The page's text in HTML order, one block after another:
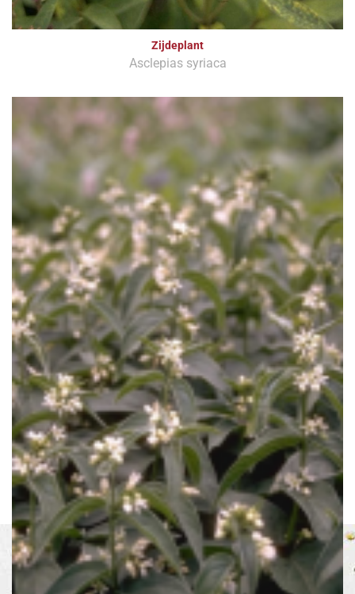
Zijdeplant
Asclepias syriaca
Zwarte engbloem
Vincetoxicum nigrum
Inschrijven voor onze nieuwsbrief